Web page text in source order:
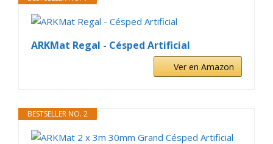
V
ARKMat Regal - Césped Artificial
Ver en Amazon
BESTSELLER NO. 2